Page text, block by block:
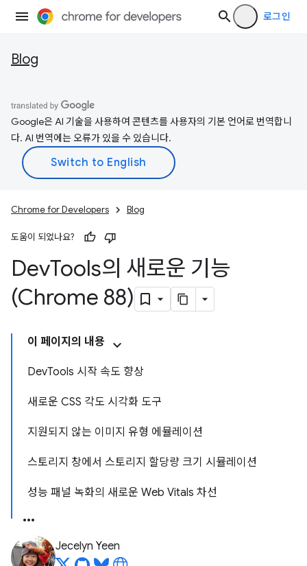
로그인
Blog
Google은 AI 기술을 사용하여 콘텐츠를 사용자의 기본 언어로 번역합니
다. AI 번역에는 오류가 있을 수 있습니다.
Chrome for Developers Blog
도움이 되었나요?
DevTools의 새로운 기능
(Chrome 88)
이 페이지의 내용
DevTools 시작 속도 향상
새로운 CSS 각도 시각화 도구
지원되지 않는 이미지 유형 에뮬레이션
스토리지 창에서 스토리지 할당량 크기 시뮬레이션
성능 패널 녹화의 새로운 Web Vitals 차선
Jecelyn Yeen